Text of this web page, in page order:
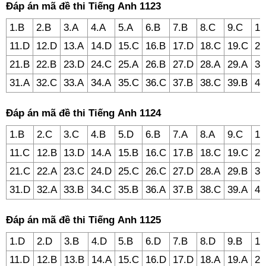
Đáp án mã đề thi Tiếng Anh 1123
1.B
2.B 3.A 4.A 5.A 6.B 7.B 8.C 9.C
11.D
12.D 13.A 14.D 15.C 16.B 17.D 18.C 19.C
21.B 22.B 23.D 24.C 25.A 26.B 27.D 28.A 29.A
31.A 32.C 33.A 34.A 35.C 36.C 37.B 38.C 39.B
Đáp án mã đề thi Tiếng Anh 1124
1.B
2.C 3.C 4.B 5.D 6.B 7.A 8.A 9.C
11.C
12.B 13.D 14.A 15.B 16.C 17.B 18.C 19.C
21.C 22.A 23.C 24.D 25.C 26.C 27.D 28.A 29.B
31.D 32.A 33.B 34.C 35.B 36.A 37.B 38.C 39.A
Đáp án mã đề thi Tiếng Anh 1125
1.D
2.D 3.B 4.D 5.B 6.D 7.B 8.D 9.B
11.D
12.B 13.B 14.A 15.C 16.D 17.D 18.A 19.A